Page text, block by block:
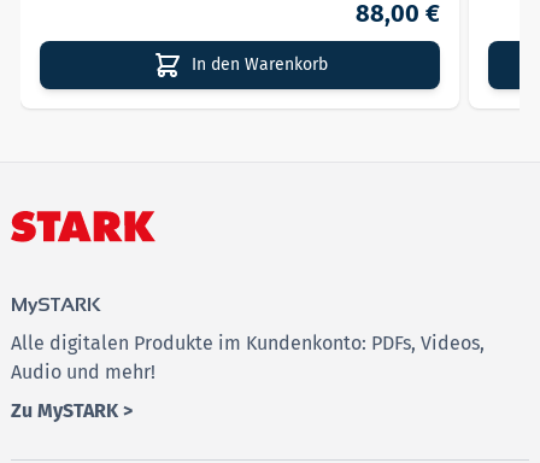
88,00 €
In den Warenkorb
MySTARK
Alle digitalen Produkte im Kundenkonto: PDFs, Videos,
Audio und mehr!
Zu MySTARK >